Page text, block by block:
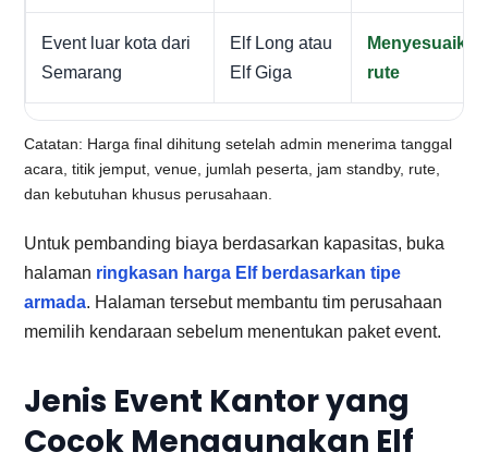
Event luar kota dari
Semarang
Elf Long atau
Elf Giga
Menyesuaikan
rute
Catatan: Harga final dihitung setelah admin menerima tanggal
acara, titik jemput, venue, jumlah peserta, jam standby, rute,
dan kebutuhan khusus perusahaan.
Untuk pembanding biaya berdasarkan kapasitas, buka
halaman ringkasan harga Elf berdasarkan tipe
armada. Halaman tersebut membantu tim perusahaan
memilih kendaraan sebelum menentukan paket event.
Jenis Event Kantor yang
Cocok Menggunakan Elf